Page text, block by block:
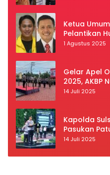
Ketua
Pelantikan
Luwu Utara
1 Agustus 2025
Gelar Apel
2025, AKBP
Kedisiplinan
14 Juli 2025
Kapolda
Pasukan
14 Juli 2025